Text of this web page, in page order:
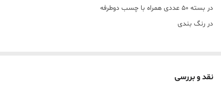
در بسته ۵۰ عددی همراه با چسب دوطرفه
در رنگ بندی
نقد و بررسی